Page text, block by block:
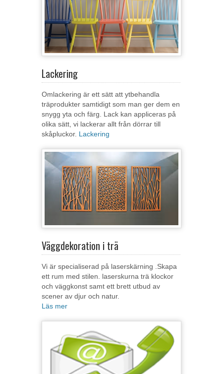
Lackering
Omlackering är ett sätt att ytbehandla
träprodukter samtidigt som man ger dem en
snygg yta och färg. Lack kan appliceras på
olika sätt, vi lackerar allt från dörrar till
skåpluckor. Lackering
Väggdekoration i trä
Vi är specialiserad på laserskärning .Skapa
ett rum med stilen. laserskurna trä klockor
och väggkonst samt ett brett utbud av
scener av djur och natur.
Läs mer